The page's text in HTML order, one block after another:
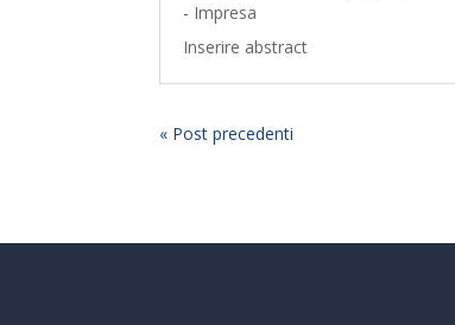
- Impresa
Inserire abstract
« Post precedenti